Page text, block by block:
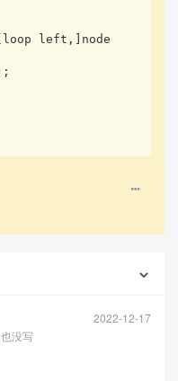
left,]node
2022-12-17
没写